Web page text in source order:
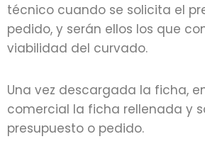
técnico cuando se solicita el
pedido, y serán ellos los que
viabilidad del curvado.
Una vez descargada la ficha,
comercial la ficha rellenada y
presupuesto o pedido.